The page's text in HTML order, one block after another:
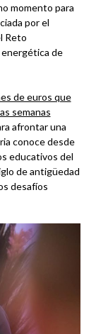
momento para
por el
Reto
de
de euros que
semanas
afrontar una
conoce desde
educativos del
de antigüedad
desafíos